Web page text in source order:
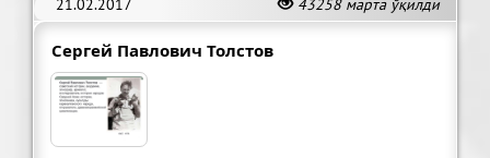
21.02.2017 43258 марта ўқилди
освоил и санскрит.
Сергей Павлович Толстов